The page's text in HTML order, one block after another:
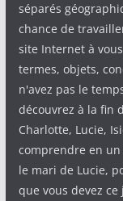
séparés
chance de
site Internet à
termes, objets,
n'avez pas le
découvrez à la fin
Charlotte, Lucie,
comprendre en
le mari de Lucie,
que vous devez ce